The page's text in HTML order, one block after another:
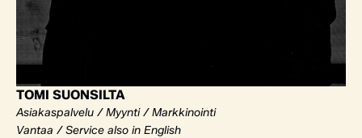
TOMI SUONSILTA
Asiakaspalvelu / Myynti / Markkinointi
Vantaa / Service also in English